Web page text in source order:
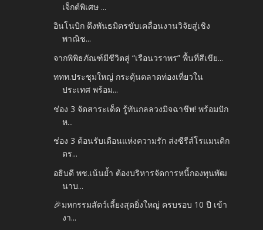
เจ็กต์พิเศษ ...
อินโนบิก ดึงพันธมิตรขับเคลื่อนงานวิจัยสู่เชิง
พาณิช...
จากพิพิธภัณฑ์มีชีวิตสู่ “เรือนวราพร” พื้นที่สีเขีย...
ททท.ประชุมใหญ่ กระตุ้นตลาดท่องเที่ยวใน
ประเทศ พร้อม...
ช่อง 3 จัดสาระเด็ด รู้ทันกลลวงมิจฉาชีพ! พร้อมปัก
ห...
ช่อง 3 ต้อนรับเดือนแห่งความรัก ส่งซีรีส์โรแมนติก
ดร...
อธิบดี พช.เน้นย้ำ ต้องบริหารจัดการหนี้กองทุนพัฒ
นาบ...
🎉มหกรรมสัตว์เลี้ยงสุดยิ่งใหญ่ ครบรอบ 10 ปี เข้า
งา...